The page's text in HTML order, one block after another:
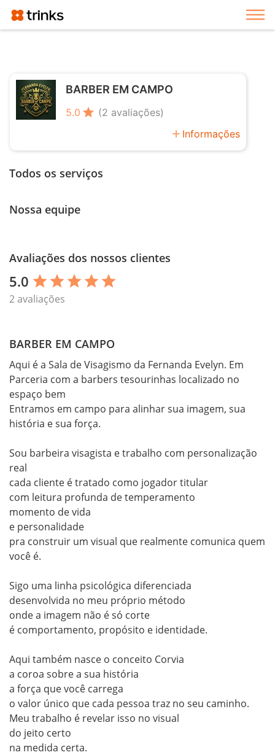
BARBER EM CAMPO
5.0 star (2 avaliações)
add Informações
Todos os serviços
Nossa equipe
Avaliações dos nossos clientes
5.0 star star star star star
2 avaliações
BARBER EM CAMPO
Aqui é a Sala de Visagismo da Fernanda Evelyn. Em
Parceria com a barbers tesourinhas localizado no
espaço bem
Entramos em campo para alinhar sua imagem, sua
história e sua força.
Sou barbeira visagista e trabalho com personalização
real
cada cliente é tratado como jogador titular
com leitura profunda de temperamento
momento de vida
e personalidade
pra construir um visual que realmente comunica quem
você é.
Sigo uma linha psicológica diferenciada
desenvolvida no meu próprio método
onde a imagem não é só corte
é comportamento, propósito e identidade.
Aqui também nasce o conceito Corvia
a coroa sobre a sua história
a força que você carrega
o valor único que cada pessoa traz no seu caminho.
Meu trabalho é revelar isso no visual
do jeito certo
na medida certa.